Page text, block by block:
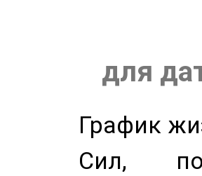
для
График
Сил,